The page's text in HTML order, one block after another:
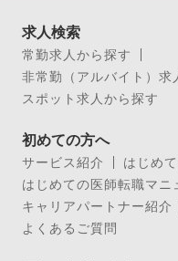
求人検索
常勤求人から探す
非常勤（アルバイト）求
スポット求人から探す
初めての方へ
サービス紹介
はじめ
はじめての医師転職マニ
キャリアパートナー紹介
よくあるご質問